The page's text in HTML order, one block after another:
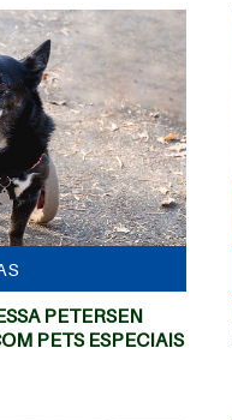
PETERSEN
PETS ESPECIAIS